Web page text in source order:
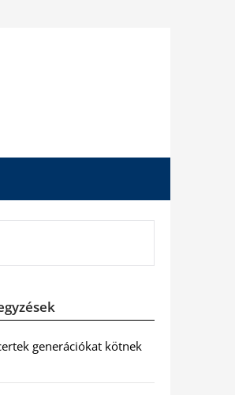
generációkat kötnek